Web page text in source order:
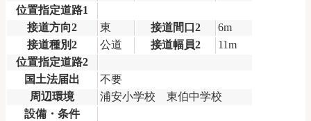
位置指定道路1
接道方向2
東 接道間口2
6m
接道種別2
公道 接道幅員2
11m
位置指定道路2
国土法届出
不要
周辺環境
浦安小学校 東伯中学校
設備・条件